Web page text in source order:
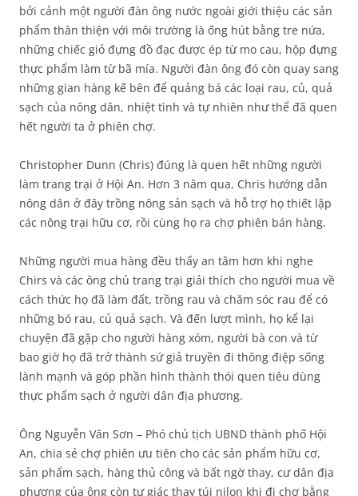
bởi cảnh một người đàn ông nước ngoài giới thiệu các sản
phẩm thân thiện với môi trường là ống hút bằng tre nứa,
những chiếc giỏ đựng đồ đạc được ép từ mo cau, hộp đựng
thực phẩm làm từ bã mía. Người đàn ông đó còn quay sang
những gian hàng kế bên để quảng bá các loại rau, củ, quả
sạch của nông dân, nhiệt tình và tự nhiên như thể đã quen
hết người ta ở phiên chợ.
Christopher Dunn (Chris) đúng là quen hết những người
làm trang trại ở Hội An. Hơn 3 năm qua, Chris hướng dẫn
nông dân ở đây trồng nông sản sạch và hỗ trợ họ thiết lập
các nông trại hữu cơ, rồi cùng họ ra chợ phiên bán hàng.
Những người mua hàng đều thấy an tâm hơn khi nghe
Chirs và các ông chủ trang trại giải thích cho người mua về
cách thức họ đã làm đất, trồng rau và chăm sóc rau để có
những bó rau, củ quả sạch. Và đến lượt mình, họ kể lại
chuyện đã gặp cho người hàng xóm, người bà con và từ
bao giờ họ đã trở thành sứ giả truyền đi thông điệp sống
lành mạnh và góp phần hình thành thói quen tiêu dùng
thực phẩm sạch ở người dân địa phương.
Ông Nguyễn Văn Sơn – Phó chủ tịch UBND thành phố Hội
An, chia sẻ chợ phiên ưu tiên cho các sản phẩm hữu cơ,
sản phẩm sạch, hàng thủ công và bất ngờ thay, cư dân địa
phương của ông còn tự giác thay túi nilon khi đi chợ bằng